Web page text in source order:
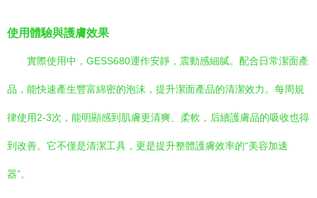
使用體驗與護膚效果
實際使用中，GESS680運作安靜，震動感細膩。配合日常潔面產
品，能快速產生豐富綿密的泡沫，提升潔面產品的清潔效力。每周規
律使用2-3次，能明顯感到肌膚更清爽、柔軟，后續護膚品的吸收也得
到改善。它不僅是清潔工具，更是提升整體護膚效率的“美容加速
器”。